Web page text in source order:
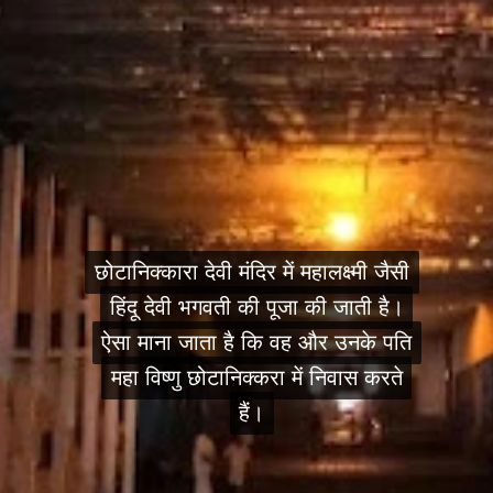
छोटानिक्कारा देवी मंदिर में महालक्ष्मी जैसी
हिंदू देवी भगवती की पूजा की जाती है।
ऐसा माना जाता है कि वह और उनके पति
महा विष्णु छोटानिक्करा में निवास करते
हैं।
छोटानिक्कारा देवी मंदिर में महालक्ष्मी जैसी
हिंदू देवी भगवती की पूजा की जाती है।
ऐसा माना जाता है कि वह और उनके पति
महा विष्णु छोटानिक्करा में निवास करते
हैं।